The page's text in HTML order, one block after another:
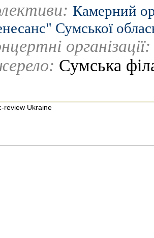
Камерний
Сумської
Сумська
Ukraine